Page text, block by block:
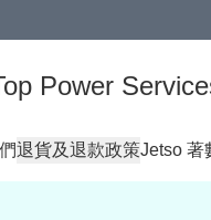
Power
退貨及退款政策Jetso 著